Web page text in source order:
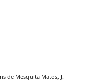
de Mesquita Matos, J.